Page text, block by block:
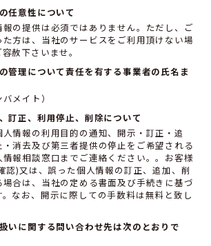
任意性について
の提供は必須ではありません。ただし、ご
方は、当社のサービスをご利用頂けない場
赦下さいませ。
管理について責任を有する事業者の氏名ま
メイト）
訂正、利用停止、削除について
情報の利用目的の通知、開示・訂正・追
消去及び第三者提供の停止をご希望される
報相談窓口までご連絡ください。。お客様
認)又は、誤った個人情報の訂正、追加、削
合は、当社の定める書面及び手続きに基づ
なお、開示に際しての手数料は無料と致し
いに関する問い合わせ先は次のとおりで